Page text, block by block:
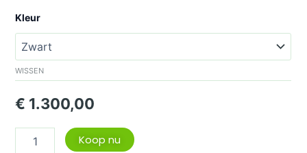
Kleur
WISSEN
€ 1.300,00
Amphion
aantal
Koop nu